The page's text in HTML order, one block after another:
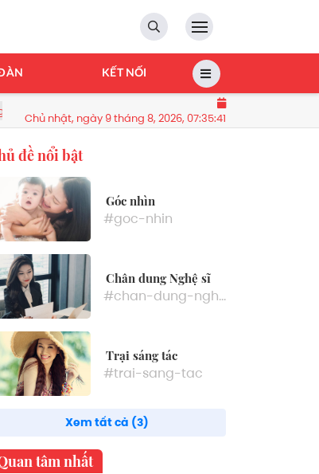
KẾT NỐI
Kiểm tra một ngôi nhà lúc 16h, công an bắt
Chủ nhật, ngày 9 tháng 8, 2026, 07:35:42
đề nổi bật
Góc nhìn
#goc-nhin
Chân dung Nghệ sĩ
#chan-dung-nghe-si
Trại sáng tác
#trai-sang-tac
Xem tất cả (3)
tâm nhất